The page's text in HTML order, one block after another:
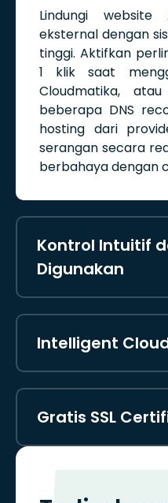
Kontrol Intuitif
Digunakan
Intelligent
Gratis SSL
Lindungi
eksternal dengan
tinggi. Aktifkan
1 klik saat
Cloudmatika,
beberapa DNS
hosting dari
serangan secara
berbahaya dengan